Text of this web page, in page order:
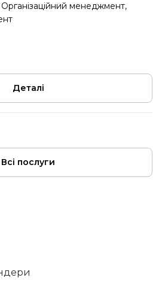
Організаційний менеджмент,
Деталі
Всі послуги